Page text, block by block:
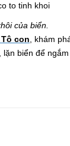
của biển.
con , khám
biển để